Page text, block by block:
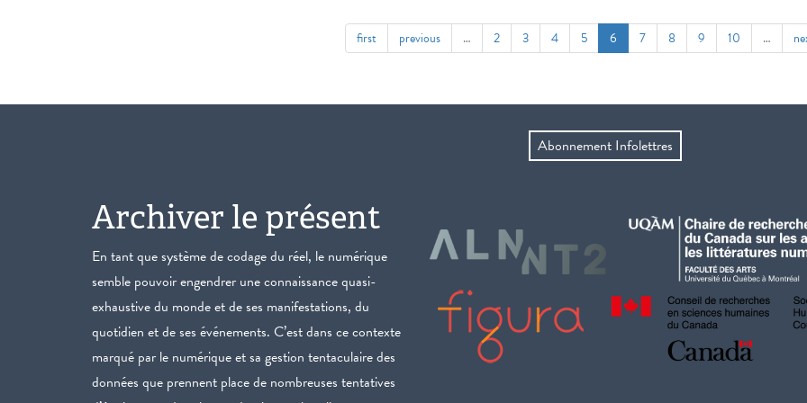
first previous … 2 3 4 5 6 7 8 9 10 …
Abonnement Infolettres
Archiver le présent
En tant que système de codage du réel, le numérique
semble pouvoir engendrer une connaissance quasi-
exhaustive du monde et de ses manifestations, du
quotidien et de ses événements. C’est dans ce contexte
marqué par le numérique et sa gestion tentaculaire des
données que prennent place de nombreuses tentatives